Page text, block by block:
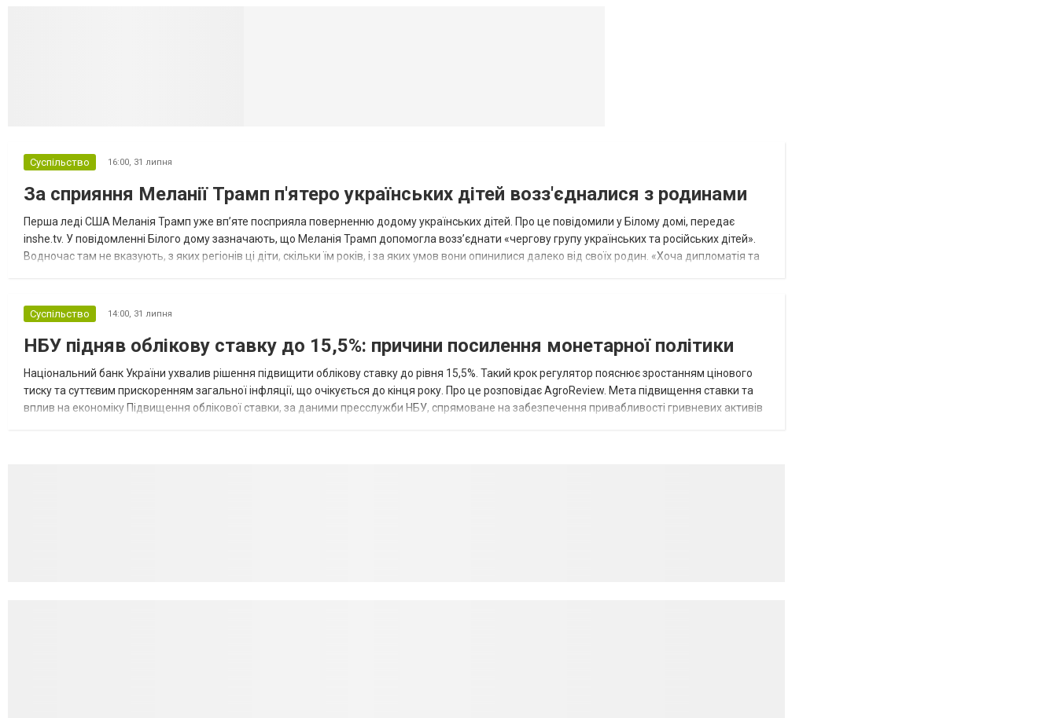
Суспільство 16:00, 31 липня
За сприяння Меланії Трамп п'ятеро українських дітей возз'єдналися з родинами
Перша леді США Меланія Трамп уже впʼяте посприяла поверненню додому українських дітей. Про це повідомили у Білому домі, передає
inshe.tv. У повідомленні Білого дому зазначають, що Меланія Трамп допомогла возз’єднати «чергову групу українських та російських дітей».
Водночас там не вказують, з яких регіонів ці діти, скільки їм років, і за яких умов вони опинилися далеко від своїх родин. «Хоча дипломатія та
Суспільство 14:00, 31 липня
НБУ підняв облікову ставку до 15,5%: причини посилення монетарної політики
Національний банк України ухвалив рішення підвищити облікову ставку до рівня 15,5%. Такий крок регулятор пояснює зростанням цінового
тиску та суттєвим прискоренням загальної інфляції, що очікується до кінця року. Про це розповідає AgroReview. Мета підвищення ставки та
вплив на економіку Підвищення облікової ставки, за даними пресслужби НБУ, спрямоване на забезпечення привабливості гривневих активів